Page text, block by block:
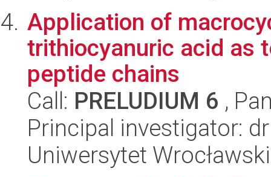
Application of
trithiocyanuric acid as
peptide chains
Call: PRELUDIUM 6 ,
Principal investigator:
Uniwersytet